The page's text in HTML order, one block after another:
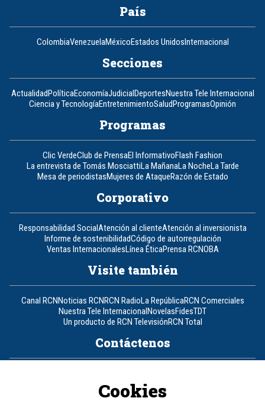
País
ColombiaVenezuelaMéxicoEstados UnidosInternacional
Secciones
ActualidadPolíticaEconomíaJudicialDeportesNuestra Tele Internacional
Ciencia y TecnologíaEntretenimientoSaludProgramasOpinión
Programas
Clic VerdeClub de PrensaEl InformativoFlash Fashion
La entrevista de Tomás MosciattiLa MañanaLa NocheLa Tarde
Mesa de periodistasMujeres de AtaqueRazón de Estado
Corporativo
Responsabilidad SocialAtención al clienteAtención al inversionista
Informe de sostenibilidadCódigo de autorregulación
Ventas InternacionalesLínea ÉticaPrensa RCNOBA
Visite también
Canal RCNNoticias RCNRCN RadioLa RepúblicaRCN Comerciales
Nuestra Tele InternacionalNovelasFidesTDT
Un producto de RCN TelevisiónRCN Total
Contáctenos
Cookies